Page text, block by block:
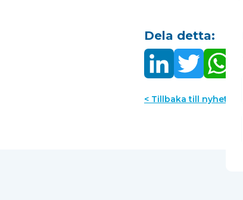
Dela detta:
< Tillbaka till nyheter